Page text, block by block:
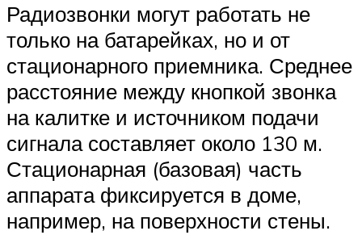
Радиозвонки могут работать не
только на батарейках, но и от
стационарного приемника. Среднее
расстояние между кнопкой звонка
на калитке и источником подачи
сигнала составляет около 130 м.
Стационарная (базовая) часть
аппарата фиксируется в доме,
например, на поверхности стены.